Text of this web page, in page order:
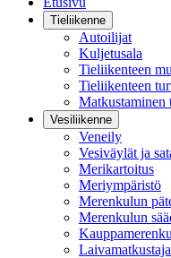
Tieliikenne
Autoilijat
Kuljetusala
Tieliikenteen
Tieliikenteen
Matkustaminen
Vesiliikenne
Veneily
Vesiväylät ja
Merikartoitus
Meriympäristö
Merenkulun
Merenkulun